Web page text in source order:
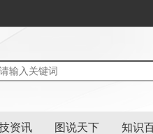
资讯 图说天下 知识